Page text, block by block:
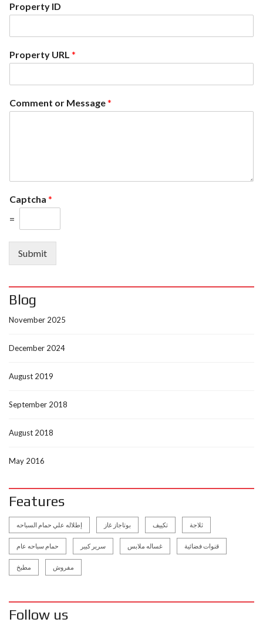
Property ID
Property URL *
Comment or Message*
Captcha *
=
Submit
Blog
November 2025
December 2024
August 2019
September 2018
August 2018
May 2016
Features
إطلاله علي حمام السباحه بوتاجاز غاز تكييف ثلاجة
حمام سباحه عام سرير كبير غساله ملابس قنوات فضائية
مطبخ مفروش
Follow us